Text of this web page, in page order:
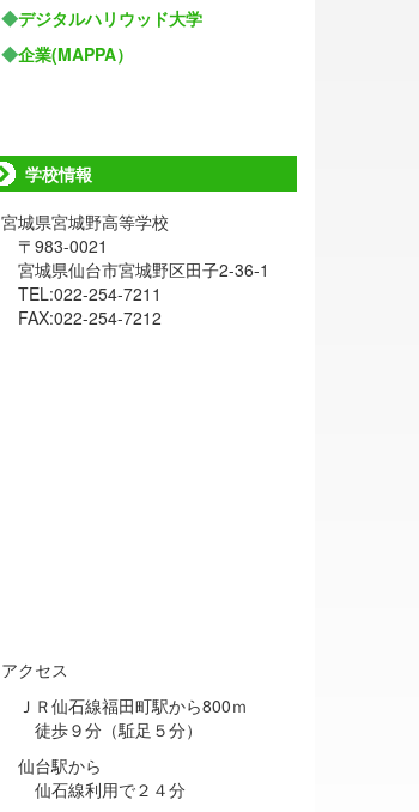
◆デジタルハリウッド大学
◆企業(MAPPA）
学校情報
宮城県宮城野高等学校
〒983-0021
宮城県仙台市宮城野区田子2-36-1
TEL:022-254-7211
FAX:022-254-7212
アクセス
ＪＲ仙石線福田町駅から800ｍ
徒歩９分（駈足５分）
仙台駅から
仙石線利用で２４分